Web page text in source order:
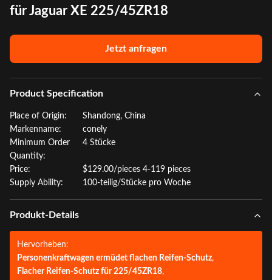
für Jaguar XE 225/45ZR18
Jetzt anfragen
Product Specification
Place of Origin:
Shandong, China
Markenname:
conely
Minimum Order
Quantity:
4 Stücke
Price:
$129.00/pieces 4-119 pieces
Supply Ability:
100-teilig/Stücke pro Woche
Produkt-Details
Hervorheben:
Personenkraftwagen ermüdet flachen Reifen-Schutz,
Flacher Reifen-Schutz für 225/45ZR18,